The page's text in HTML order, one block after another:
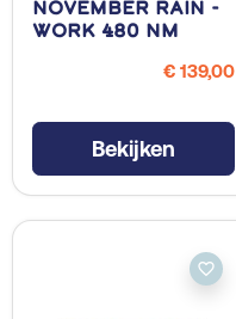
November Rain -
Work 480 NM
€ 139,00
Bekijken
favorite_border